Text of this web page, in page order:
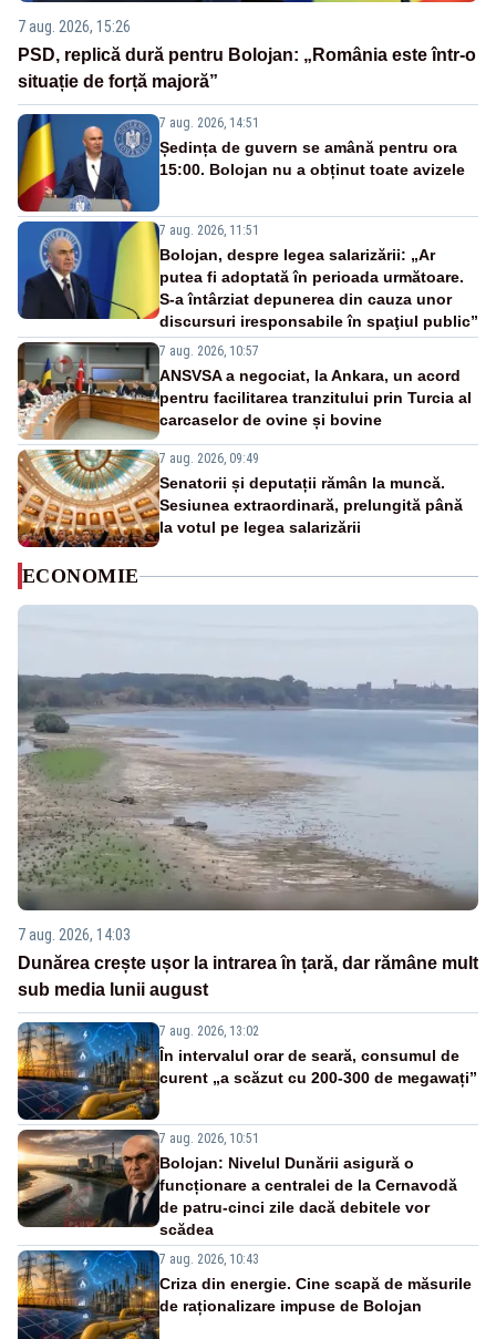
7 aug. 2026, 15:26
PSD, replică dură pentru Bolojan: „România este într-o
situație de forță majoră”
7 aug. 2026, 14:51
Ședința de guvern se amână pentru ora
15:00. Bolojan nu a obținut toate avizele
7 aug. 2026, 11:51
Bolojan, despre legea salarizării: „Ar
putea fi adoptată în perioada următoare.
S-a întârziat depunerea din cauza unor
discursuri iresponsabile în spaţiul public”
7 aug. 2026, 10:57
ANSVSA a negociat, la Ankara, un acord
pentru facilitarea tranzitului prin Turcia al
carcaselor de ovine și bovine
7 aug. 2026, 09:49
Senatorii și deputații rămân la muncă.
Sesiunea extraordinară, prelungită până
la votul pe legea salarizării
ECONOMIE
7 aug. 2026, 14:03
Dunărea crește ușor la intrarea în țară, dar rămâne mult
sub media lunii august
7 aug. 2026, 13:02
În intervalul orar de seară, consumul de
curent „a scăzut cu 200-300 de megawați”
7 aug. 2026, 10:51
Bolojan: Nivelul Dunării asigură o
funcționare a centralei de la Cernavodă
de patru-cinci zile dacă debitele vor
scădea
7 aug. 2026, 10:43
Criza din energie. Cine scapă de măsurile
de raționalizare impuse de Bolojan